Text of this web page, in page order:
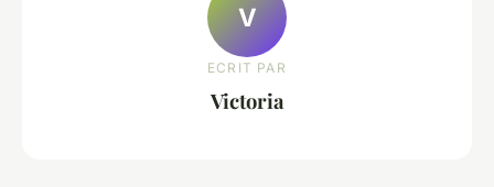
V
ECRIT PAR
Victoria